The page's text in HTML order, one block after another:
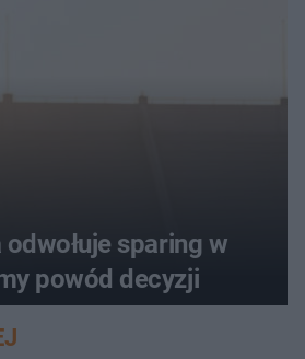
odwołuje sparing w
powód decyzji